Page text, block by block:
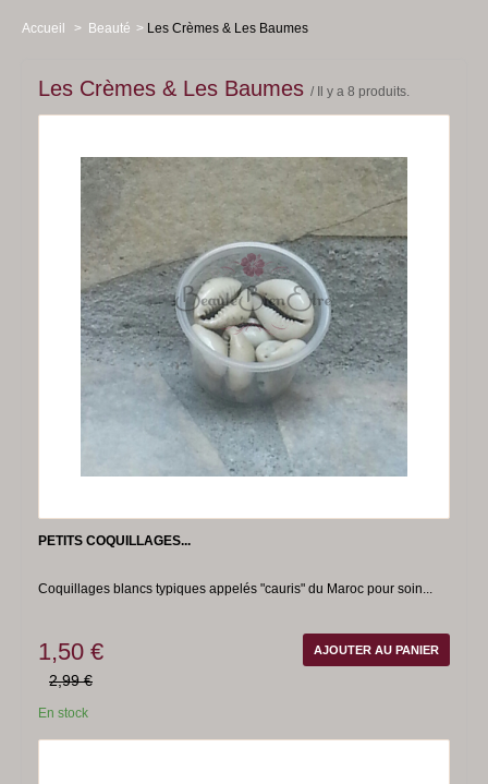
Parrainage
Accueil > Beauté > Les Crèmes & Les Baumes
Les Crèmes & Les Baumes / Il y a 8 produits.
PETITS COQUILLAGES...
Coquillages blancs typiques appelés "cauris" du Maroc pour soin...
1,50 €
2,99 €
En stock
AJOUTER AU PANIER